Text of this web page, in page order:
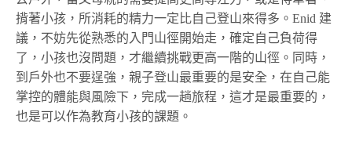
揹著小孩，所消耗的精力一定比自己登山來得多。Enid 建
議，不妨先從熟悉的入門山徑開始走，確定自己負荷得
了，小孩也沒問題，才繼續挑戰更高一階的山徑。同時，
到戶外也不要逞強，親子登山最重要的是安全，在自己能
掌控的體能與風險下，完成一趟旅程，這才是最重要的，
也是可以作為教育小孩的課題。